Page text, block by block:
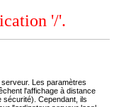
'/'.
Les paramètres
l'affichage à distance
sécurité). Cependant, ils